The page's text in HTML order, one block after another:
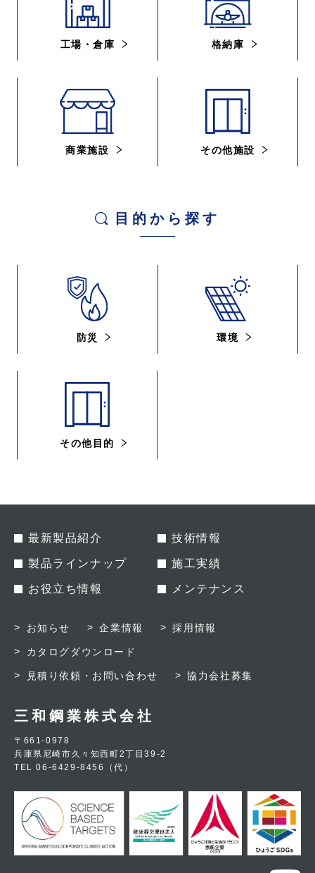
工場・倉庫 格納庫
商業施設 その他施設
目的から探す
防災 環境
その他目的
最新製品紹介 技術情報
製品ラインナップ 施工実績
お役立ち情報 メンテナンス
お知らせ 企業情報 採用情報
カタログダウンロード
見積り依頼・お問い合わせ 協力会社募集
三和鋼業株式会社
〒661-0978
兵庫県尼崎市久々知西町2丁目39-2
TEL 06-6429-8456（代）